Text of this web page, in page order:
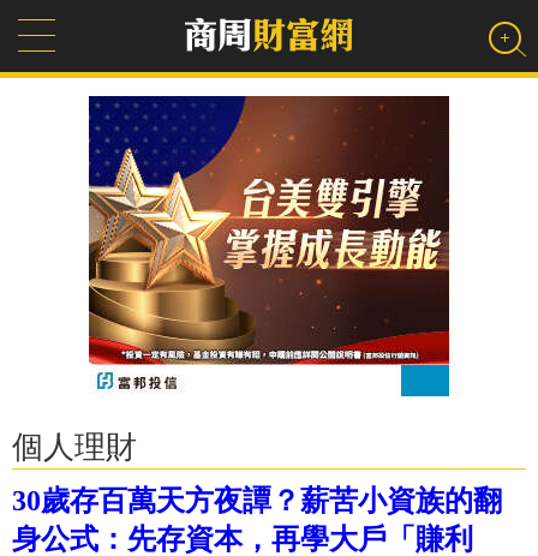
個人理財
30歲存百萬天方夜譚？薪苦小資族的翻
身公式：先存資本，再學大戶「賺利